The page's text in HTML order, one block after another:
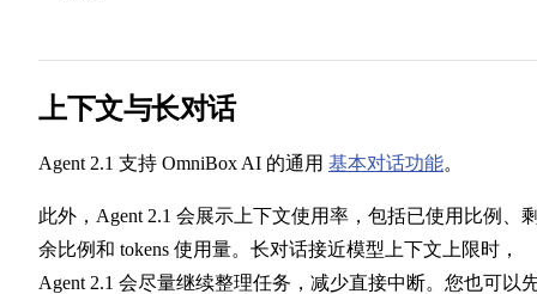
上下文与长对话
Agent 2.1 支持 OmniBox AI 的通用 基本对话功能。
此外，Agent 2.1 会展示上下文使用率，包括已使用比例、
余比例和 tokens 使用量。长对话接近模型上下文上限时，
Agent 2.1 会尽量继续整理任务，减少直接中断。您也可以